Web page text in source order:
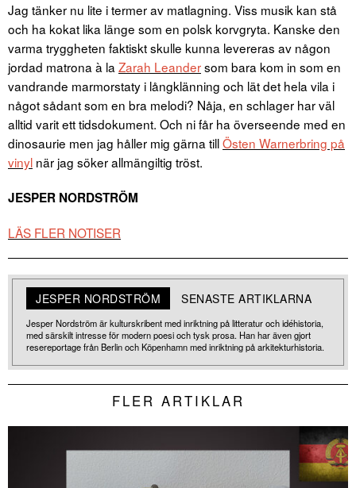
Jag tänker nu lite i termer av matlagning. Viss musik kan stå
och ha kokat lika länge som en polsk korvgryta. Kanske den
varma tryggheten faktiskt skulle kunna levereras av någon
jordad matrona à la Zarah Leandersom bara kom in som en
vandrande marmorstaty i långklänning och lät det hela vila i
något sådant som en bra melodi? Nåja, en schlager har väl
alltid varit ett tidsdokument. Och ni får ha överseende med en
dinosaurie men jag håller mig gärna tillÖsten Warnerbring på
vinyl när jag söker allmängiltig tröst.
JESPER NORDSTRÖM
LÄS FLER NOTISER
JESPER NORDSTRÖM SENASTE ARTIKLARNA
Jesper Nordström är kulturskribent med inriktning på litteratur och idéhistoria,
med särskilt intresse för modern poesi och tysk prosa. Han har även gjort
resereportage från Berlin och Köpenhamn med inriktning på arkitekturhistoria.
FLER ARTIKLAR